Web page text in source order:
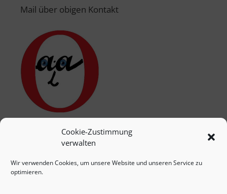
Cookie-Zustimmung
verwalten
Wir verwenden Cookies, um unsere Website und unseren Service zu
optimieren.
Mail über obigen Kontakt